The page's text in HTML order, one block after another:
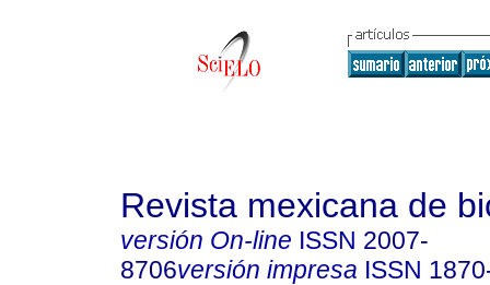
Revista mexicana de
versión On-line ISSN 2007-
8706versión impresa ISSN